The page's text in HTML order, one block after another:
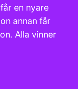
en nyare
annan får
Alla vinner